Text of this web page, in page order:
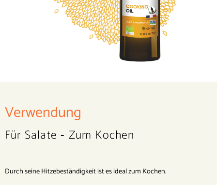
Verwendung
Für Salate - Zum Kochen
Durch seine Hitzebeständigkeit ist es ideal zum Kochen.